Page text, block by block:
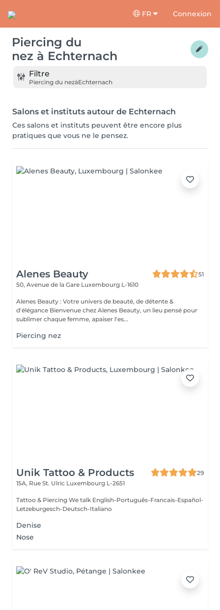
FR Connexion
Piercing du
nez à Echternach
Filtre
Piercing du nezàEchternach
Salons et instituts autour de Echternach
Ces salons et instituts peuvent être encore plus
pratiques que vous ne le pensez.
Alenes Beauty
51
50, Avenue de la Gare Luxembourg L-1610
Alenes Beauty : Votre univers de beauté, de détente &
d'élégance Bienvenue chez Alenes Beauty, un lieu pensé pour
sublimer chaque femme, apaiser l'es...
Piercing nez
Unik Tattoo & Products
29
15A, Rue St. Ulric Luxembourg L-2651
Tattoo & Piercing We talk English-Português-Francais-Español-
Letzeburgesch-Deutsch-Italiano
Denise
Nose